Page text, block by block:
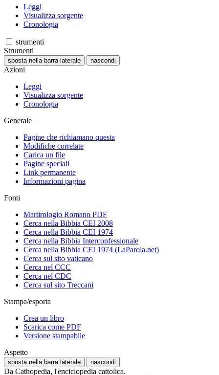
Leggi
Visualizza sorgente
Cronologia
strumenti
Strumenti
sposta nella barra laterale nascondi
Azioni
Leggi
Visualizza sorgente
Cronologia
Generale
Pagine che richiamano questa
Modifiche correlate
Carica un file
Pagine speciali
Link permanente
Informazioni pagina
Fonti
Martirologio Romano PDF
Cerca nella Bibbia CEI 2008
Cerca nella Bibbia CEI 1974
Cerca nella Bibbia Interconfessionale
Cerca nella Bibbia CEI 1974 (LaParola.net)
Cerca sul sito vaticano
Cerca nel CCC
Cerca nel CDC
Cerca sul sito Treccani
Stampa/esporta
Crea un libro
Scarica come PDF
Versione stampabile
Aspetto
sposta nella barra laterale nascondi
Da Cathopedia, l'enciclopedia cattolica.